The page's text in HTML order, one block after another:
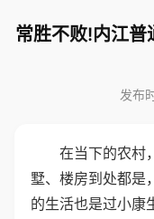
常胜不败!内江
发布
在当下的农村
墅、楼房到处都是
的生活也是过小康